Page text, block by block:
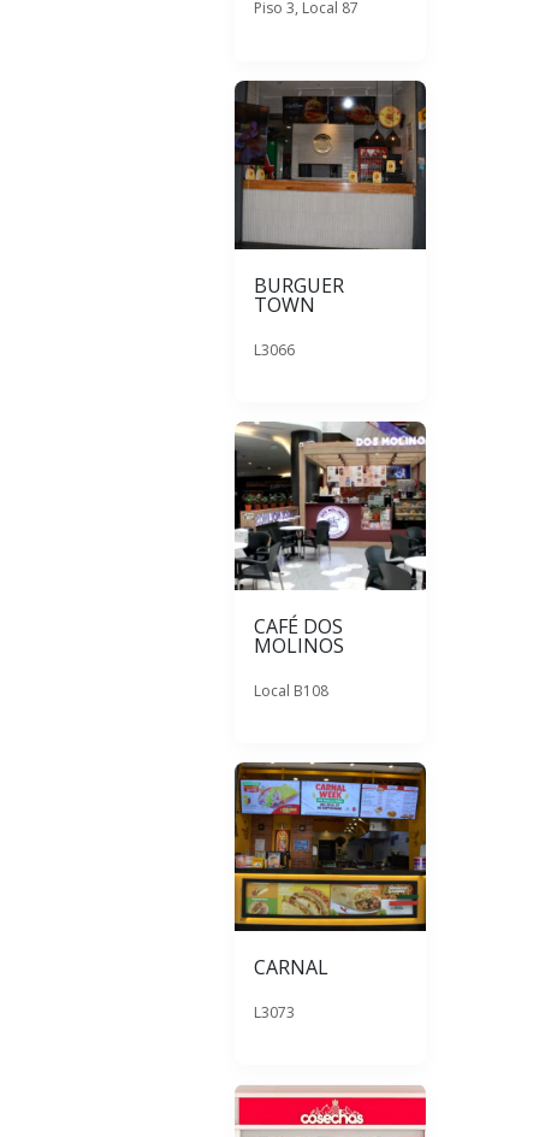
Piso 3, Local 87
BURGUER
TOWN
L3066
CAFÉ DOS
MOLINOS
Local B108
CARNAL
L3073